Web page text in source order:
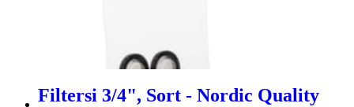
Filtersi 3/4", Sort - Nordic Quality